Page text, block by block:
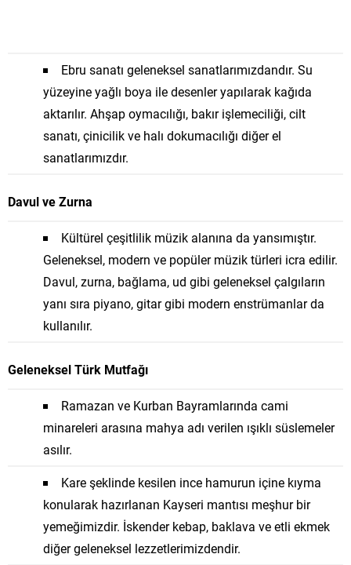
Ebru sanatı geleneksel sanatlarımızdandır. Su
yüzeyine yağlı boya ile desenler yapılarak kağıda
aktarılır. Ahşap oymacılığı, bakır işlemeciliği, cilt
sanatı, çinicilik ve halı dokumacılığı diğer el
sanatlarımızdır.
Davul ve Zurna
Kültürel çeşitlilik müzik alanına da yansımıştır.
Geleneksel, modern ve popüler müzik türleri icra edilir.
Davul, zurna, bağlama, ud gibi geleneksel çalgıların
yanı sıra piyano, gitar gibi modern enstrümanlar da
kullanılır.
Geleneksel Türk Mutfağı
Ramazan ve Kurban Bayramlarında cami
minareleri arasına mahya adı verilen ışıklı süslemeler
asılır.
Kare şeklinde kesilen ince hamurun içine kıyma
konularak hazırlanan Kayseri mantısı meşhur bir
yemeğimizdir. İskender kebap, baklava ve etli ekmek
diğer geleneksel lezzetlerimizdendir.